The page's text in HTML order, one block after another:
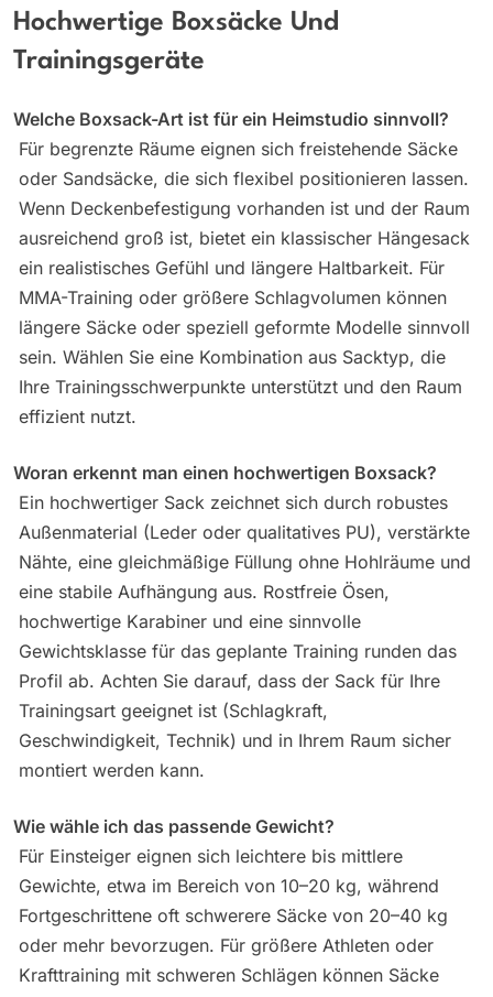
Hochwertige Boxsäcke Und
Trainingsgeräte
Welche Boxsack-Art ist für ein Heimstudio sinnvoll?
Für begrenzte Räume eignen sich freistehende Säcke
oder Sandsäcke, die sich flexibel positionieren lassen.
Wenn Deckenbefestigung vorhanden ist und der Raum
ausreichend groß ist, bietet ein klassischer Hängesack
ein realistisches Gefühl und längere Haltbarkeit. Für
MMA-Training oder größere Schlagvolumen können
längere Säcke oder speziell geformte Modelle sinnvoll
sein. Wählen Sie eine Kombination aus Sacktyp, die
Ihre Trainingsschwerpunkte unterstützt und den Raum
effizient nutzt.
Woran erkennt man einen hochwertigen Boxsack?
Ein hochwertiger Sack zeichnet sich durch robustes
Außenmaterial (Leder oder qualitatives PU), verstärkte
Nähte, eine gleichmäßige Füllung ohne Hohlräume und
eine stabile Aufhängung aus. Rostfreie Ösen,
hochwertige Karabiner und eine sinnvolle
Gewichtsklasse für das geplante Training runden das
Profil ab. Achten Sie darauf, dass der Sack für Ihre
Trainingsart geeignet ist (Schlagkraft,
Geschwindigkeit, Technik) und in Ihrem Raum sicher
montiert werden kann.
Wie wähle ich das passende Gewicht?
Für Einsteiger eignen sich leichtere bis mittlere
Gewichte, etwa im Bereich von 10–20 kg, während
Fortgeschrittene oft schwerere Säcke von 20–40 kg
oder mehr bevorzugen. Für größere Athleten oder
Krafttraining mit schweren Schlägen können Säcke